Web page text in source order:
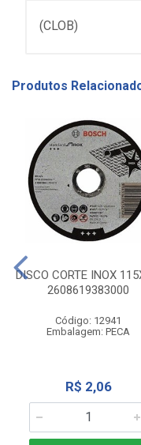
(CLOB)
Produtos
DISCO CORTE INOX
2608619383000
Código: 12941
Embalagem: PECA
R$ 2,06